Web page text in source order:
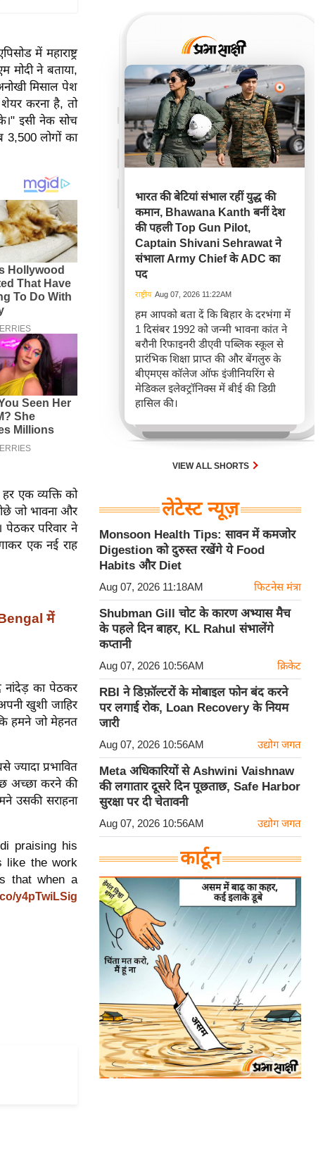
में महाराष्ट्र
मोदी ने बताया,
मिसाल पेश
करना है, तो
इसी नेक सोच
लोगों का
एक व्यक्ति को
जो भावना और
परिवार ने
एक नई राह
में
नांदेड़ का पेठकर
खुशी जाहिर
हमने जो मेहनत
प्रभावित
अच्छा करने की
उसकी सराहना
praising his
like the work
that when a
y4pTwiLSig
भारत की बेटियां संभाल रहीं युद्ध की
कमान, Bhawana Kanth बनीं देश
की पहली Top Gun Pilot,
Captain Shivani Sehrawat ने
संभाला Army Chief के ADC का
पद
राष्ट्रीय Aug 07, 2026 11:22AM
हम आपको बता दें कि बिहार के दरभंगा में
1 दिसंबर 1992 को जन्मी भावना कांत ने
बरौनी रिफाइनरी डीएवी पब्लिक स्कूल से
प्रारंभिक शिक्षा प्राप्त की और बेंगलुरु के
बीएमएस कॉलेज ऑफ इंजीनियरिंग से
मेडिकल इलेक्ट्रॉनिक्स में बीई की डिग्री
हासिल की।
VIEW ALL SHORTS
लेटेस्ट न्यूज़
Monsoon Health Tips: सावन में कमजोर
Digestion को दुरुस्त रखेंगे ये Food
Habits और Diet
Aug 07, 2026 11:18AM फिटनेस मंत्रा
Shubman Gill चोट के कारण अभ्यास मैच
के पहले दिन बाहर, KL Rahul संभालेंगे
कप्तानी
Aug 07, 2026 10:56AM क्रिकेट
RBI ने डिफ़ॉल्टरों के मोबाइल फोन बंद करने
पर लगाई रोक, Loan Recovery के नियम
जारी
Aug 07, 2026 10:56AM उद्योग जगत
Meta अधिकारियों से Ashwini Vaishnaw
की लगातार दूसरे दिन पूछताछ, Safe Harbor
सुरक्षा पर दी चेतावनी
Aug 07, 2026 10:56AM उद्योग जगत
कार्टून